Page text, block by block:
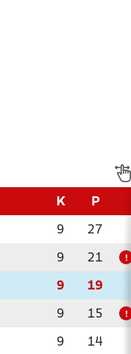
K P
9 27
9 21 !
9 19
9 15 !
9 14